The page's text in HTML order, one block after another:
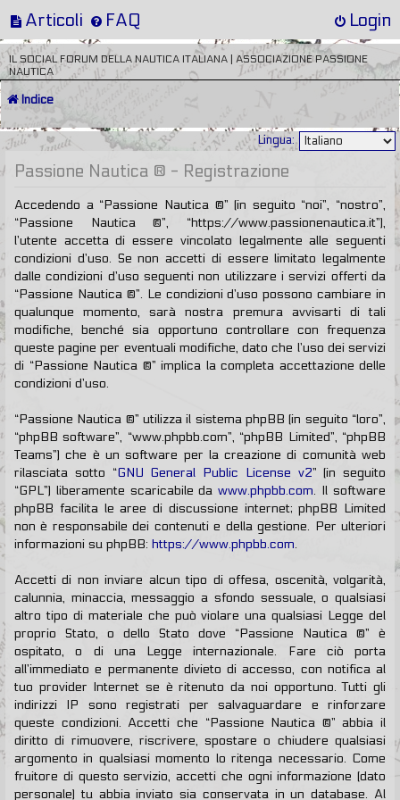
Articoli FAQ Login
IL SOCIAL FORUM DELLA NAUTICA ITALIANA | ASSOCIAZIONE PASSIONE
NAUTICA
Indice
Lingua:
Passione Nautica ® - Registrazione
Accedendo a “Passione Nautica ®” (in seguito “noi”, “nostro”,
“Passione Nautica ®”, “https://www.passionenautica.it”),
l’utente accetta di essere vincolato legalmente alle seguenti
condizioni d’uso. Se non accetti di essere limitato legalmente
dalle condizioni d’uso seguenti non utilizzare i servizi offerti da
“Passione Nautica ®”. Le condizioni d’uso possono cambiare in
qualunque momento, sarà nostra premura avvisarti di tali
modifiche, benché sia opportuno controllare con frequenza
queste pagine per eventuali modifiche, dato che l’uso dei servizi
di “Passione Nautica ®” implica la completa accettazione delle
condizioni d’uso.
“Passione Nautica ®” utilizza il sistema phpBB (in seguito “loro”,
“phpBB software”, “www.phpbb.com”, “phpBB Limited”, “phpBB
Teams”) che è un software per la creazione di comunità web
rilasciata sotto “GNU General Public License v2” (in seguito
“GPL”) liberamente scaricabile dawww.phpbb.com. Il software
phpBB facilita le aree di discussione internet; phpBB Limited
non è responsabile dei contenuti e della gestione. Per ulteriori
informazioni su phpBB: https://www.phpbb.com.
Accetti di non inviare alcun tipo di offesa, oscenità, volgarità,
calunnia, minaccia, messaggio a sfondo sessuale, o qualsiasi
altro tipo di materiale che può violare una qualsiasi Legge del
proprio Stato, o dello Stato dove “Passione Nautica ®” è
ospitato, o di una Legge internazionale. Fare ciò porta
all’immediato e permanente divieto di accesso, con notifica al
tuo provider Internet se è ritenuto da noi opportuno. Tutti gli
indirizzi IP sono registrati per salvaguardare e rinforzare
queste condizioni. Accetti che “Passione Nautica ®” abbia il
diritto di rimuovere, riscrivere, spostare o chiudere qualsiasi
argomento in qualsiasi momento lo ritenga necessario. Come
fruitore di questo servizio, accetti che ogni informazione (dato
personale) tu abbia inviato sia conservata in un database. Al